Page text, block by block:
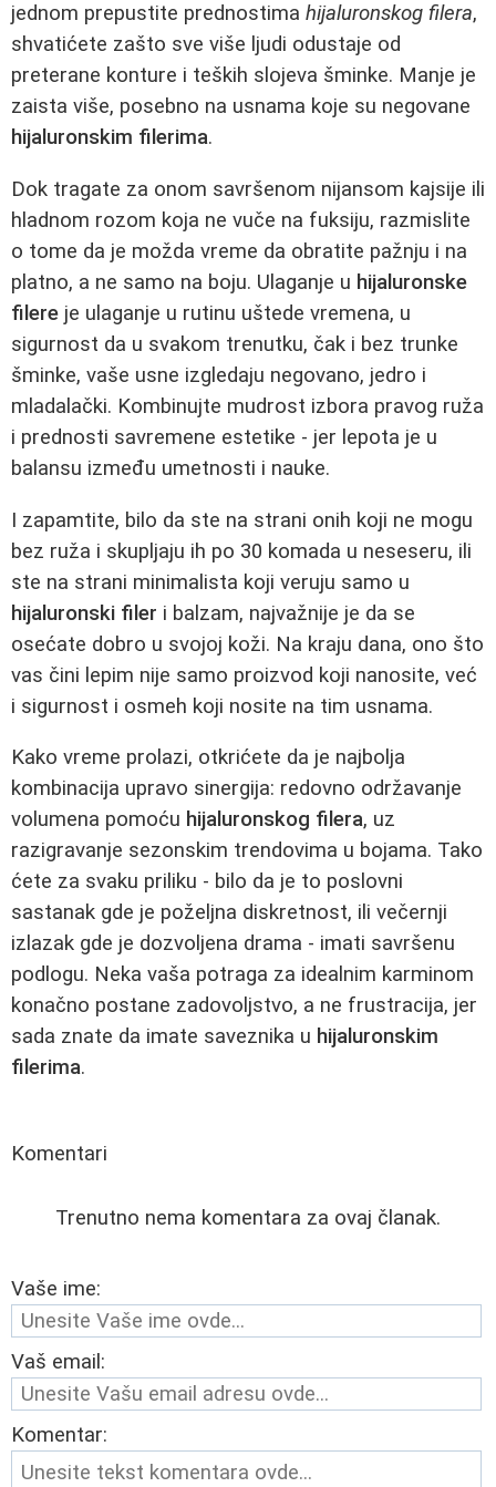
jednom prepustite prednostima hijaluronskog filera,
shvatićete zašto sve više ljudi odustaje od
preterane konture i teških slojeva šminke. Manje je
zaista više, posebno na usnama koje su negovane
hijaluronskim filerima.
Dok tragate za onom savršenom nijansom kajsije ili
hladnom rozom koja ne vuče na fuksiju, razmislite
o tome da je možda vreme da obratite pažnju i na
platno, a ne samo na boju. Ulaganje u hijaluronske
filere je ulaganje u rutinu uštede vremena, u
sigurnost da u svakom trenutku, čak i bez trunke
šminke, vaše usne izgledaju negovano, jedro i
mladalački. Kombinujte mudrost izbora pravog ruža
i prednosti savremene estetike - jer lepota je u
balansu između umetnosti i nauke.
I zapamtite, bilo da ste na strani onih koji ne mogu
bez ruža i skupljaju ih po 30 komada u neseseru, ili
ste na strani minimalista koji veruju samo u
hijaluronski filer i balzam, najvažnije je da se
osećate dobro u svojoj koži. Na kraju dana, ono što
vas čini lepim nije samo proizvod koji nanosite, već
i sigurnost i osmeh koji nosite na tim usnama.
Kako vreme prolazi, otkrićete da je najbolja
kombinacija upravo sinergija: redovno održavanje
volumena pomoću hijaluronskog filera, uz
razigravanje sezonskim trendovima u bojama. Tako
ćete za svaku priliku - bilo da je to poslovni
sastanak gde je poželjna diskretnost, ili večernji
izlazak gde je dozvoljena drama - imati savršenu
podlogu. Neka vaša potraga za idealnim karminom
konačno postane zadovoljstvo, a ne frustracija, jer
sada znate da imate saveznika u hijaluronskim
filerima.
Komentari
Trenutno nema komentara za ovaj članak.
Vaše ime:
Vaš email:
Komentar: